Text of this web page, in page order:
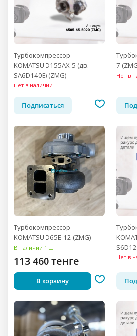
Турбокомпрессор
KOMATSU D155AX-5 (дв.
SA6D140E) (ZMG)
Нет в наличии
Подписаться
7
Нет в
Турбокомпрессор
KOMATSU D65E-12 (ZMG)
В наличии 1 шт.
113 460 тенге
В корзину
Нет в